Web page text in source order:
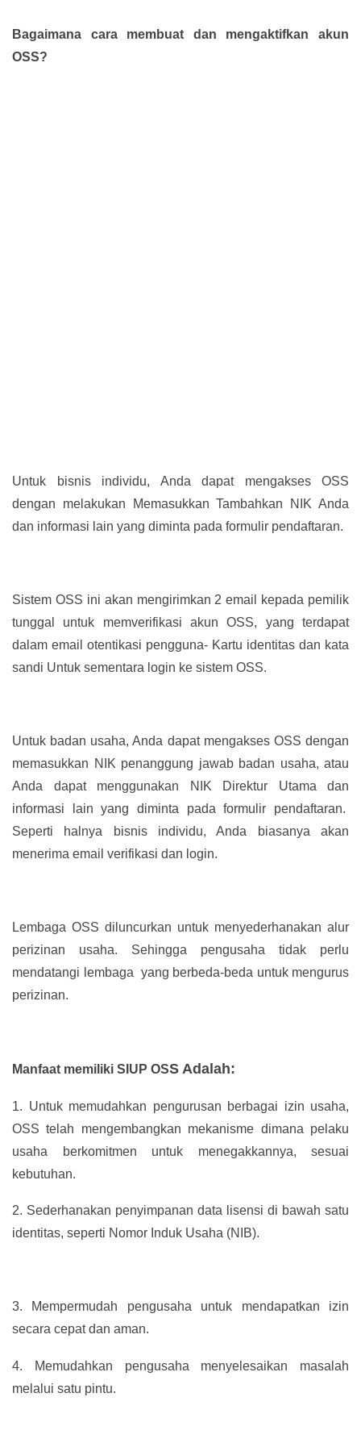
Bagaimana cara membuat dan mengaktifkan akun
OSS?
Untuk bisnis individu, Anda dapat mengakses OSS
dengan melakukan Memasukkan Tambahkan NIK Anda
dan informasi lain yang diminta pada formulir pendaftaran.
Sistem OSS ini akan mengirimkan 2 email kepada pemilik
tunggal untuk memverifikasi akun OSS, yang terdapat
dalam email otentikasi pengguna- Kartu identitas dan kata
sandi Untuk sementara login ke sistem OSS.
Untuk badan usaha, Anda dapat mengakses OSS dengan
memasukkan NIK penanggung jawab badan usaha, atau
Anda dapat menggunakan NIK Direktur Utama dan
informasi lain yang diminta pada formulir pendaftaran.
Seperti halnya bisnis individu, Anda biasanya akan
menerima email verifikasi dan login.
Lembaga OSS diluncurkan untuk menyederhanakan alur
perizinan usaha. Sehingga pengusaha tidak perlu
mendatangi lembaga yang berbeda-beda untuk mengurus
perizinan.
Manfaat memiliki SIUP OSS Adalah:
1. Untuk memudahkan pengurusan berbagai izin usaha,
OSS telah mengembangkan mekanisme dimana pelaku
usaha berkomitmen untuk menegakkannya, sesuai
kebutuhan.
2. Sederhanakan penyimpanan data lisensi di bawah satu
identitas, seperti Nomor Induk Usaha (NIB).
3.
Mempermudah pengusaha untuk mendapatkan izin
secara cepat dan aman.
4.
Memudahkan pengusaha menyelesaikan masalah
melalui satu pintu.